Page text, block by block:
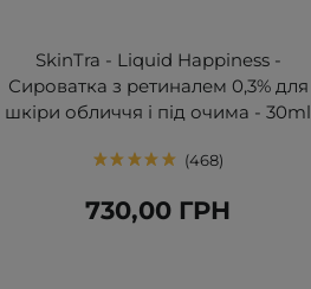
SkinTra - Liquid Happiness -
Сироватка з ретиналем 0,3% для
шкіри обличчя і під очима - 30ml
468
730,00 ГРН